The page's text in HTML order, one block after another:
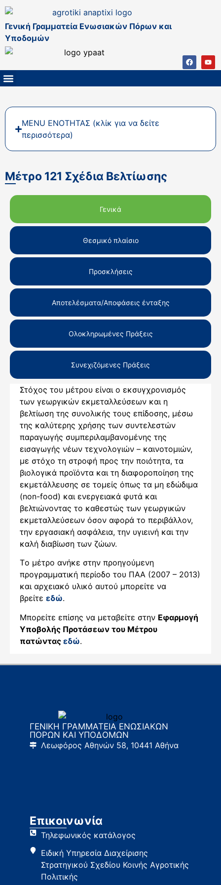
Γενική Γραμματεία Ενωσιακών Πόρων και
Υποδομών
MENU ΕΝΟΤΗΤΑΣ (κλίκ για να δείτε
περισσότερα)
Μέτρο 121 Σχέδια Βελτίωσης
Γενικά
Θεσμικό πλαίσιο
Προσκλήσεις
Αποτελέσματα/Αποφάσεις ένταξης
Ολοκληρωμένες Πράξεις
Συνεχιζόμενες Πράξεις
Στόχος του μέτρου είναι ο εκσυγχρονισμός
των γεωργικών εκμεταλλεύσεων και η
βελτίωση της συνολικής τους επίδοσης, μέσω
της καλύτερης χρήσης των συντελεστών
παραγωγής συμπεριλαμβανομένης της
εισαγωγής νέων τεχνολογιών – καινοτομιών,
με στόχο τη στροφή προς την ποιότητα, τα
βιολογικά προϊόντα και τη διαφοροποίηση της
εκμετάλλευσης σε τομείς όπως τα μη εδώδιμα
(non-food) και ενεργειακά φυτά και
βελτιώνοντας το καθεστώς των γεωργικών
εκμεταλλεύσεων όσον αφορά το περιβάλλον,
την εργασιακή ασφάλεια, την υγιεινή και την
καλή διαβίωση των ζώων.
Τo μέτρο ανήκε στην προηγούμενη
προγραμματική περίοδο του ΠΑΑ (2007 – 2013)
και αρχειακό υλικό αυτού μπορείτε να
βρείτε εδώ.
Μπορείτε επίσης να μεταβείτε στην Εφαρμογή
Υποβολής Προτάσεων του Μέτρου
πατώντας εδώ.
ΓΕΝΙΚΗ ΓΡΑΜΜΑΤΕΙΑ ΕΝΩΣΙΑΚΩΝ
ΠΟΡΩΝ ΚΑΙ ΥΠΟΔΟΜΩΝ
Λεωφόρος Αθηνών 58, 10441 Αθήνα
Επικοινωνία
Τηλεφωνικός κατάλογος
Ειδική Υπηρεσία Διαχείρισης
Στρατηγικού Σχεδίου Κοινής Αγροτικής
Πολιτικής